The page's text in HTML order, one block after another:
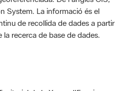
System. La informació és el
de recollida de dades a partir
recerca de base de dades.